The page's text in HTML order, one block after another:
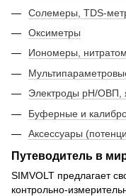
Солемеры, TDS-
Оксиметры
Иономеры,
Электроды pH/ОВП,
Буферные и
Аксессуары
Путеводитель в
SIMVOLT предлагает
контрольно-